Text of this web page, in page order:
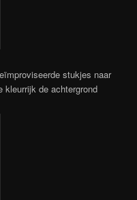
stukjes naar
kleurrijk de achtergrond